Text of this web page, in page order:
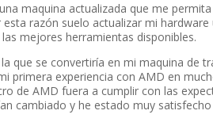
maquina actualizada que me
razón suelo actualizar mi hardware
mejores herramientas disponibles.
que se convertiría en mi maquina de
primera experiencia con AMD en
de AMD fuera a cumplir con las
cambiado y he estado muy